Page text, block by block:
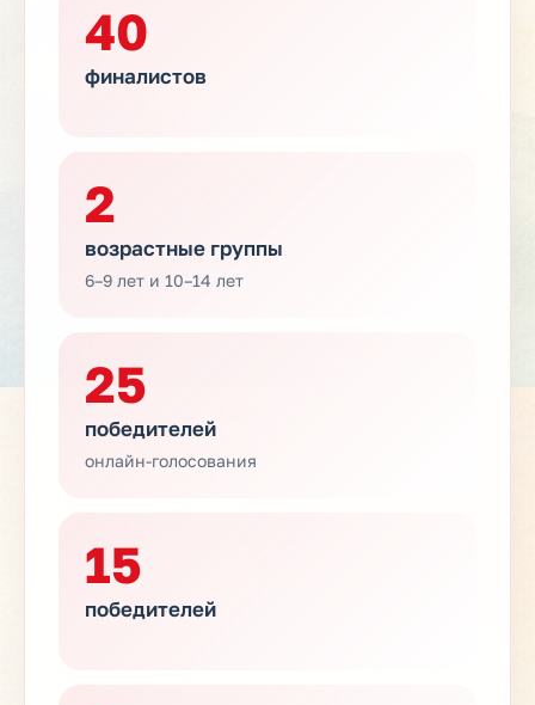
40
финалистов
2
возрастные группы
6–9 лет и 10–14 лет
25
победителей
онлайн-голосования
15
победителей